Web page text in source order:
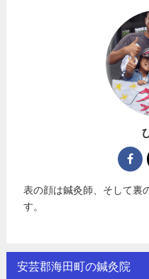
表の顔は鍼灸師、そして裏
す。
安芸郡海田町の鍼灸院